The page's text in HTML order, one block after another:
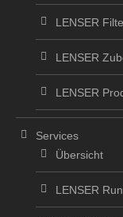
LENSER
LENSER
LENSER
Services
Übersicht
LENSER